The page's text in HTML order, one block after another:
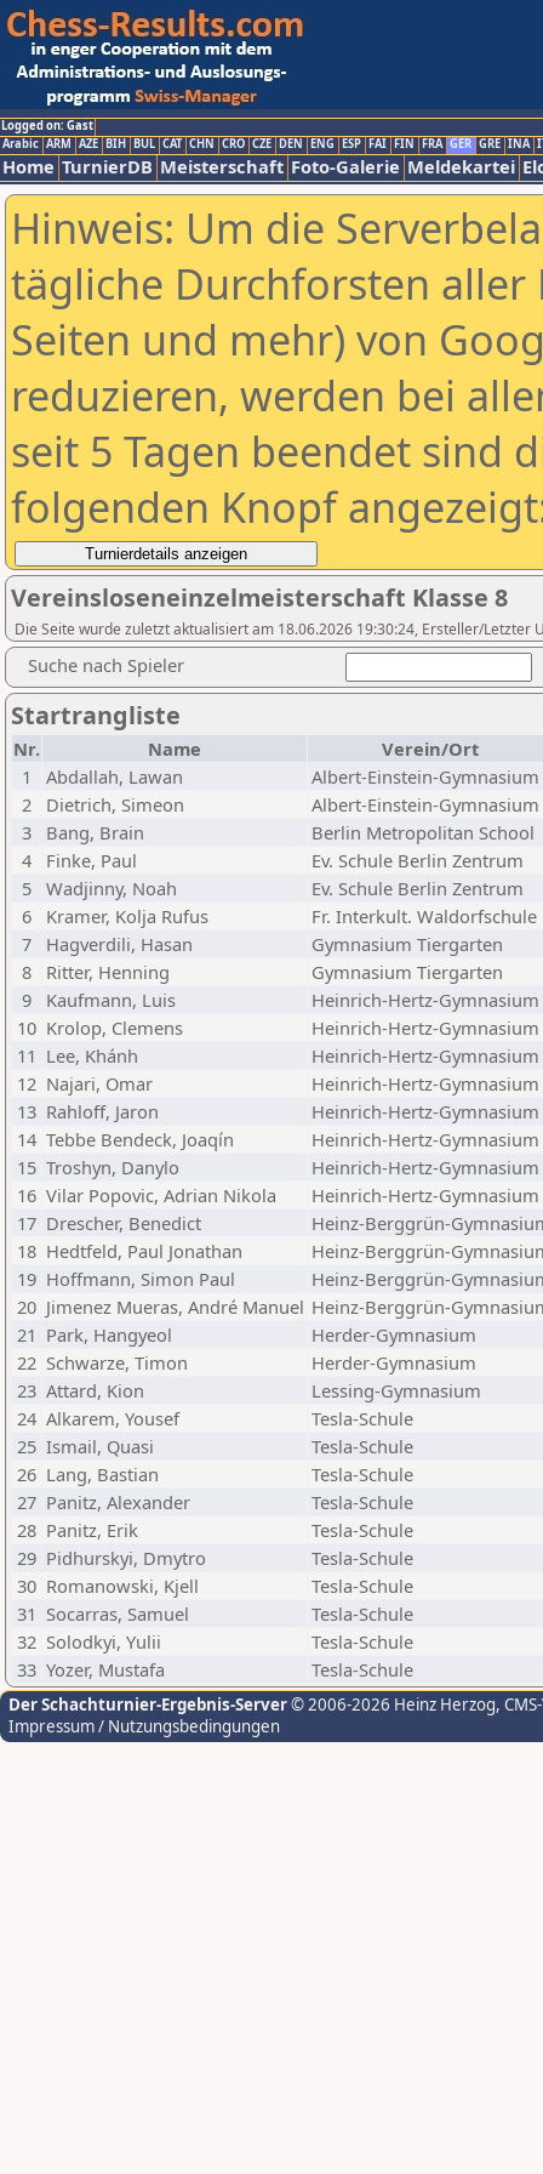
Logged on: Gast
Arabic ARM AZE BIH BUL CAT CHN CRO CZE DEN ENG ESP FAI FIN FRA GER GRE INA
Home TurnierDB Meisterschaft Foto-Galerie Meldekartei
Hinweis: Um die
tägliche Durchforsten aller
Seiten und mehr) von
reduzieren, werden bei
seit 5 Tagen beendet sind
folgenden Knopf
Vereinsloseneinzelmeisterschaft Klasse 8
Die Seite wurde zuletzt aktualisiert am 18.06.2026 19:30:24, Ersteller/Letzter
Suche nach Spieler
Startrangliste
Nr. Name
Verein/Ort
1
Abdallah, Lawan
Albert-Einstein-Gymnasium
2
Dietrich, Simeon
Albert-Einstein-Gymnasium
3
Bang, Brain
Berlin Metropolitan School
4
Finke, Paul
Ev. Schule Berlin Zentrum
5 Wadjinny, Noah
Ev. Schule Berlin Zentrum
6
Kramer, Kolja Rufus
Fr. Interkult. Waldorfschule
7
Hagverdili, Hasan
Gymnasium Tiergarten
8
Ritter, Henning
Gymnasium Tiergarten
9
Kaufmann, Luis
Heinrich-Hertz-Gymnasium
10 Krolop, Clemens
Heinrich-Hertz-Gymnasium
11 Lee, Khánh
Heinrich-Hertz-Gymnasium
12 Najari, Omar
Heinrich-Hertz-Gymnasium
13 Rahloff, Jaron
Heinrich-Hertz-Gymnasium
14 Tebbe Bendeck, Joaqín
Heinrich-Hertz-Gymnasium
15 Troshyn, Danylo
Heinrich-Hertz-Gymnasium
16 Vilar Popovic, Adrian Nikola
Heinrich-Hertz-Gymnasium
17 Drescher, Benedict
Heinz-Berggrün-
18 Hedtfeld, Paul Jonathan
Heinz-Berggrün-
19 Hoffmann, Simon Paul
Heinz-Berggrün-
20 Jimenez Mueras, André Manuel Heinz-Berggrün-
21 Park, Hangyeol
Herder-Gymnasium
22 Schwarze, Timon
Herder-Gymnasium
23 Attard, Kion
Lessing-Gymnasium
24 Alkarem, Yousef
Tesla-Schule
25 Ismail, Quasi
Tesla-Schule
26 Lang, Bastian
Tesla-Schule
27 Panitz, Alexander
Tesla-Schule
28 Panitz, Erik
Tesla-Schule
29 Pidhurskyi, Dmytro
Tesla-Schule
30 Romanowski, Kjell
Tesla-Schule
31 Socarras, Samuel
Tesla-Schule
32 Solodkyi, Yulii
Tesla-Schule
33 Yozer, Mustafa Tesla-Schule
Der Schachturnier-Ergebnis-Server© 2006-2026 Heinz Herzog,
Impressum / Nutzungsbedingungen